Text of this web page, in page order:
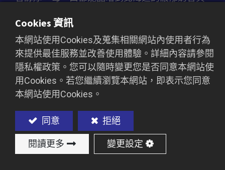
隨地都能享受到一杯暖心的北海道奶茶。
加入詢價車
Cookies 資訊
本網站使用Cookies及蒐集相關網站內使用者行為
來提供最佳服務並改善使用體驗。詳細內容請參閱
隱私權政策。您可以隨時變更您是否同意本網站使
用Cookies。若您繼續瀏覽本網站，即表示您同意
本網站使用Cookies。
同意
拒絕
閱讀更多
變更設定